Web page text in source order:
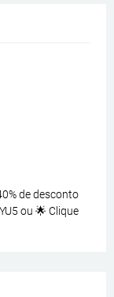
de desconto
ou 🌟 Clique